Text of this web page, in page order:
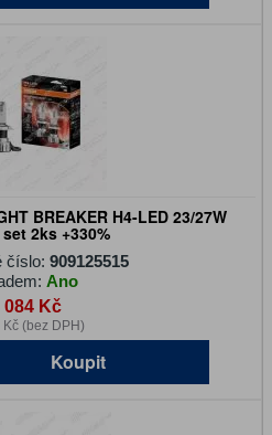
BREAKER H4-LED 23/27W
2ks +330%
číslo: 909125515
Ano
084 Kč
Kč (bez DPH)
Koupit